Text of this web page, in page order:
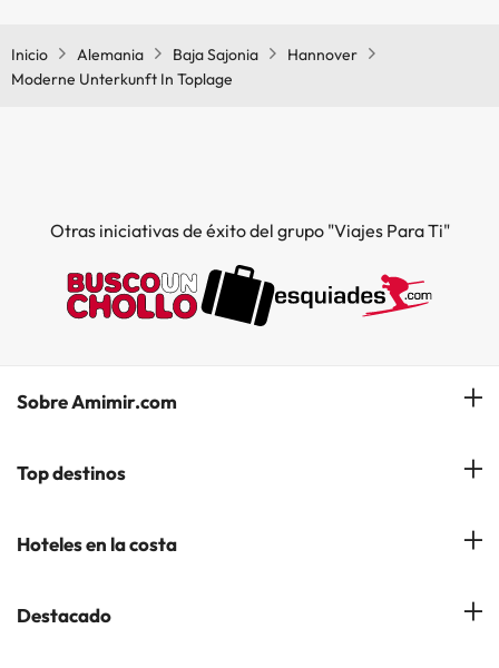
Inicio
Alemania Baja Sajonia
Hannover
Moderne Unterkunft In Toplage
Otras iniciativas de éxito del grupo "Viajes Para Ti"
Sobre Amimir.com
¿Quiénes somos?
Gestionar mi reserva
Top destinos
Hoteles en Salou
Hoteles en Andorra la Vella
Hoteles en la costa
Hoteles en la Costa Azahar
Destacado